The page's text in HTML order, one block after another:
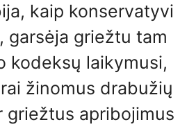
kaip konservatyvi
garsėja griežtu tam
kodeksų laikymusi,
žinomus drabužių
griežtus apribojimus